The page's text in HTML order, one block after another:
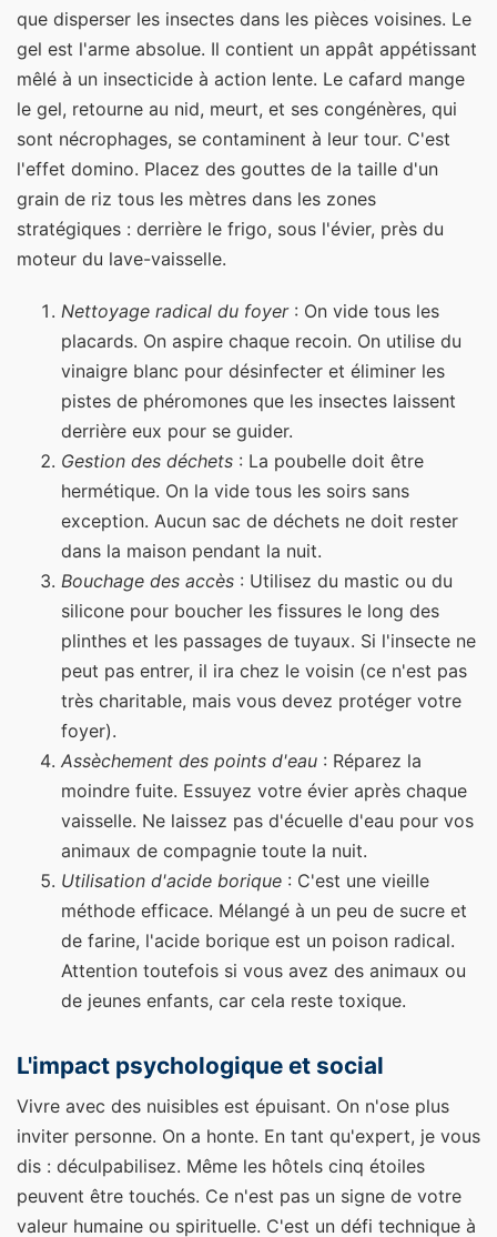
que disperser les insectes dans les pièces voisines. Le
gel est l'arme absolue. Il contient un appât appétissant
mêlé à un insecticide à action lente. Le cafard mange
le gel, retourne au nid, meurt, et ses congénères, qui
sont nécrophages, se contaminent à leur tour. C'est
l'effet domino. Placez des gouttes de la taille d'un
grain de riz tous les mètres dans les zones
stratégiques : derrière le frigo, sous l'évier, près du
moteur du lave-vaisselle.
Nettoyage radical du foyer: On vide tous les
placards. On aspire chaque recoin. On utilise du
vinaigre blanc pour désinfecter et éliminer les
pistes de phéromones que les insectes laissent
derrière eux pour se guider.
Gestion des déchets : La poubelle doit être
hermétique. On la vide tous les soirs sans
exception. Aucun sac de déchets ne doit rester
dans la maison pendant la nuit.
Bouchage des accès : Utilisez du mastic ou du
silicone pour boucher les fissures le long des
plinthes et les passages de tuyaux. Si l'insecte ne
peut pas entrer, il ira chez le voisin (ce n'est pas
très charitable, mais vous devez protéger votre
foyer).
Assèchement des points d'eau : Réparez la
moindre fuite. Essuyez votre évier après chaque
vaisselle. Ne laissez pas d'écuelle d'eau pour vos
animaux de compagnie toute la nuit.
Utilisation d'acide borique : C'est une vieille
méthode efficace. Mélangé à un peu de sucre et
de farine, l'acide borique est un poison radical.
Attention toutefois si vous avez des animaux ou
de jeunes enfants, car cela reste toxique.
L'impact psychologique et social
Vivre avec des nuisibles est épuisant. On n'ose plus
inviter personne. On a honte. En tant qu'expert, je vous
dis : déculpabilisez. Même les hôtels cinq étoiles
peuvent être touchés. Ce n'est pas un signe de votre
valeur humaine ou spirituelle. C'est un défi technique à